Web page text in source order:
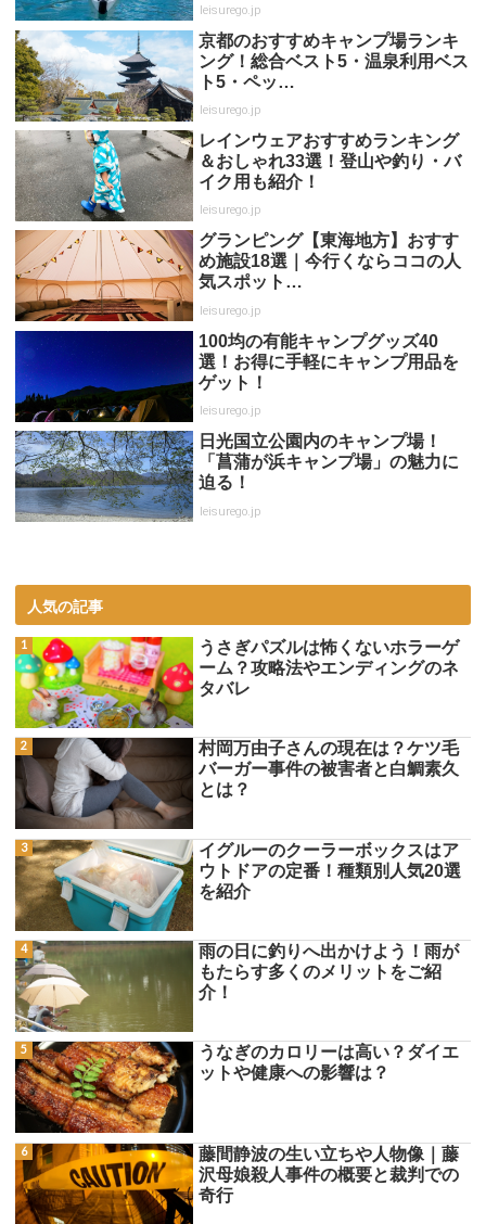
leisurego.jp
京都のおすすめキャンプ場ランキ
ング！総合ベスト5・温泉利用ベス
ト5・ペッ…
leisurego.jp
レインウェアおすすめランキング
＆おしゃれ33選！登山や釣り・バ
イク用も紹介！
leisurego.jp
グランピング【東海地方】おすす
め施設18選｜今行くならココの人
気スポット…
leisurego.jp
100均の有能キャンプグッズ40
選！お得に手軽にキャンプ用品を
ゲット！
leisurego.jp
日光国立公園内のキャンプ場！
「菖蒲が浜キャンプ場」の魅力に
迫る！
leisurego.jp
人気の記事
うさぎパズルは怖くないホラーゲ
ーム？攻略法やエンディングのネ
タバレ
村岡万由子さんの現在は？ケツ毛
バーガー事件の被害者と白鯛素久
とは？
イグルーのクーラーボックスはア
ウトドアの定番！種類別人気20選
を紹介
雨の日に釣りへ出かけよう！雨が
もたらす多くのメリットをご紹
介！
うなぎのカロリーは高い？ダイエ
ットや健康への影響は？
藤間静波の生い立ちや人物像｜藤
沢母娘殺人事件の概要と裁判での
奇行